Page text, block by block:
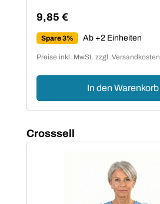
Regulärer Preis:
9,85 €
Spare 3% Ab +2 Einheiten
Preise inkl. MwSt. zzgl. Versandkosten
In den Warenkorb
Produktgalerie überspringen
Crosssell